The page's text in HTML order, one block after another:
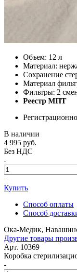
Объем: 12 л
Материал:
Сохранение
Материал
Фильтры: 2
Реестр МПТ
В наличии
4 995 руб.
Без НДС
-
+
Купить
Способ оплаты
Способ
Ока-Медик,
Другие товары
Арт. 10369
Коробка
-